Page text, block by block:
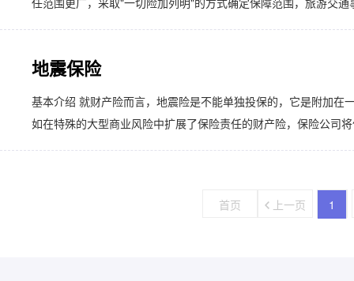
地震保险
基本介绍 就财产险而言，地震险是不能单独投保的，它是附加
如在特殊的大型商业风险中扩展了保险责任的财产险，保险公司
首页 上一页 1